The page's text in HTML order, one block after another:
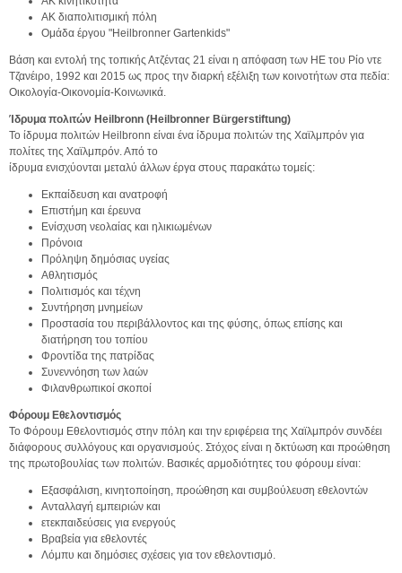
ΑΚ διαπολιτισμική πόλη
Ομάδα έργου "Heilbronner Gartenkids"
Βάση και εντολή της τοπικής Ατζέντας 21 είναι η απόφαση των ΗΕ του Ρίο ντε
Τζανέιρο, 1992 και 2015 ως προς την διαρκή εξέλιξη των κοινοτήτων στα πεδία:
Οικολογία-Οικονομία-Κοινωνικά.
Ίδρυμα πολιτών Heilbronn (Heilbronner Bürgerstiftung)
Το ίδρυμα πολιτών Heilbronn είναι ένα ίδρυμα πολιτών της Χαϊλμπρόν για
πολίτες της Χαϊλμπρόν. Από το
ίδρυμα ενισχύονται μεταλύ άλλων έργα στους παρακάτω τομείς:
Εκπαίδευση και ανατροφή
Επιστήμη και έρευνα
Ενίσχυση νεολαίας και ηλικιωμένων
Πρόνοια
Πρόληψη δημόσιας υγείας
Αθλητισμός
Πολιτισμός και τέχνη
Συντήρηση μνημείων
Προστασία του περιβάλλοντος και της φύσης, όπως επίσης και
διατήρηση του τοπίου
Φροντίδα της πατρίδας
Συνεννόηση των λαών
Φιλανθρωπικοί σκοποί
Φόρουμ Εθελοντισμός
Το Φόρουμ Εθελοντισμός στην πόλη και την εριφέρεια της Χαϊλμπρόν συνδέει
διάφορους συλλόγους και οργανισμούς. Στόχος είναι η δκτύωση και προώθηση
της πρωτοβουλίας των πολιτών. Βασικές αρμοδιότητες του φόρουμ είναι:
Εξασφάλιση, κινητοποίηση, προώθηση και συμβούλευση εθελοντών
Ανταλλαγή εμπειριών και
ετεκπαιδεύσεις για ενεργούς
Βραβεία για εθελοντές
Λόμπυ και δημόσιες σχέσεις για τον εθελοντισμό.